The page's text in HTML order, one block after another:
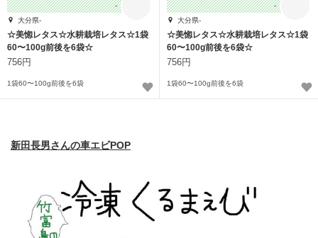
-
大分県-
☆美惚レタス☆水耕栽培レタス☆1袋
60〜100g前後を6袋☆
756円
1袋60〜100g前後を6袋
-
大分県-
☆美惚レタス☆水耕栽培レタス☆1袋
60〜100g前後を6袋☆
756円
1袋60〜100g前後を6袋
新田長男さんの車エビPOP